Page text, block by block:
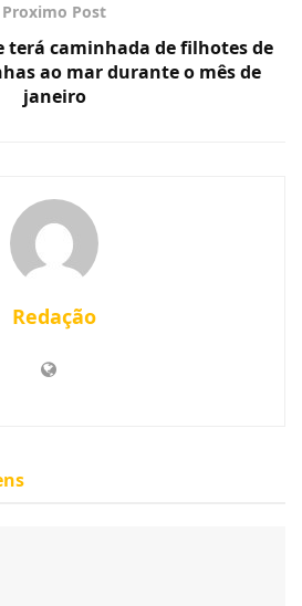
Proximo Post
terá caminhada de filhotes de
ao mar durante o mês de
janeiro
Redação